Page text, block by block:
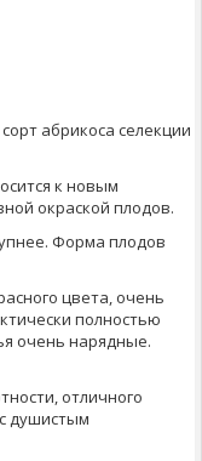
абрикоса селекции
к новым
окраской плодов.
Форма плодов
цвета, очень
полностью
очень нарядные.
отличного
душистым